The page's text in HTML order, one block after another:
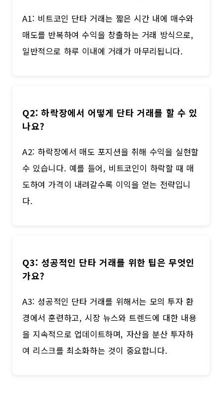
A1: 비트코인 단타 거래는 짧은 시간 내에 매수와
매도를 반복하여 수익을 창출하는 거래 방식으로,
일반적으로 하루 이내에 거래가 마무리됩니다.
Q2: 하락장에서 어떻게 단타 거래를 할 수 있
나요?
A2: 하락장에서 매도 포지션을 취해 수익을 실현할
수 있습니다. 예를 들어, 비트코인이 하락할 때 매
도하여 가격이 내려갈수록 이익을 얻는 전략입니
다.
Q3: 성공적인 단타 거래를 위한 팁은 무엇인
가요?
A3: 성공적인 단타 거래를 위해서는 모의 투자 환
경에서 훈련하고, 시장 뉴스와 트렌드에 대한 내용
을 지속적으로 업데이트하며, 자산을 분산 투자하
여 리스크를 최소화하는 것이 중요합니다.